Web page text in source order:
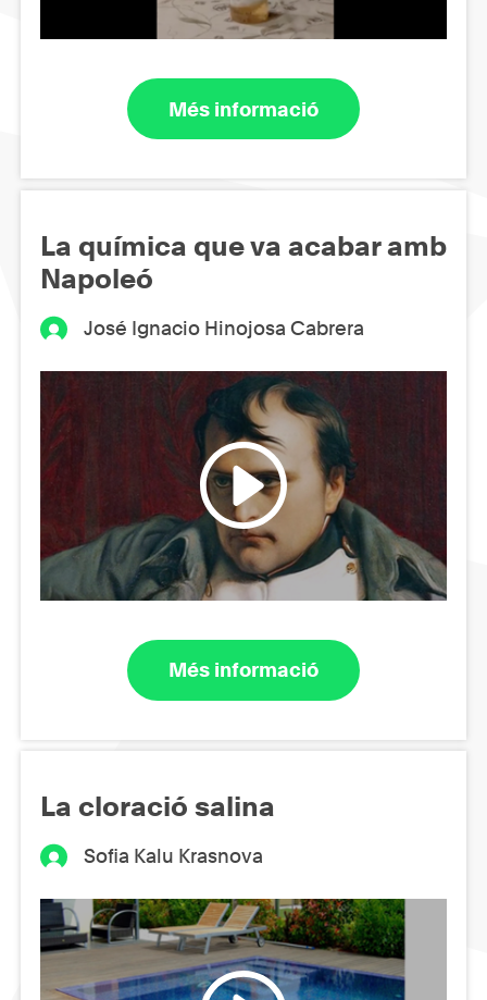
Més informació
La química que va acabar amb
Napoleó
José Ignacio Hinojosa Cabrera
Més informació
La cloració salina
Sofia Kalu Krasnova